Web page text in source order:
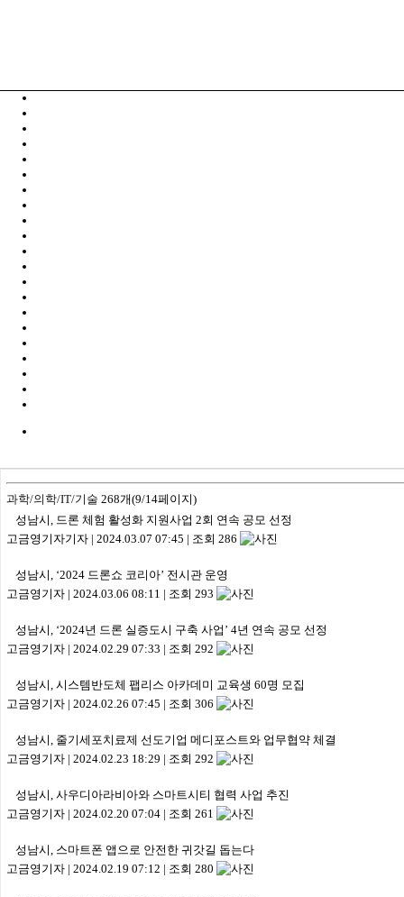
과학/의학/IT/기술 268개(9/14페이지)
성남시, 드론 체험 활성화 지원사업 2회 연속 공모 선정
고금영기자기자 | 2024.03.07 07:45 | 조회 286
성남시, ‘2024 드론쇼 코리아’ 전시관 운영
고금영기자 | 2024.03.06 08:11 | 조회 293
성남시, ‘2024년 드론 실증도시 구축 사업’ 4년 연속 공모 선정
고금영기자 | 2024.02.29 07:33 | 조회 292
성남시, 시스템반도체 팹리스 아카데미 교육생 60명 모집
고금영기자 | 2024.02.26 07:45 | 조회 306
성남시, 줄기세포치료제 선도기업 메디포스트와 업무협약 체결
고금영기자 | 2024.02.23 18:29 | 조회 292
성남시, 사우디아라비아와 스마트시티 협력 사업 추진
고금영기자 | 2024.02.20 07:04 | 조회 261
성남시, 스마트폰 앱으로 안전한 귀갓길 돕는다
고금영기자 | 2024.02.19 07:12 | 조회 280